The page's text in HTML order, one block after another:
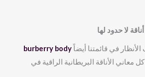
لا حدود لها
في قائمتنا أيضاًburberry body
معاني الأناقة البريطانية الراقية في